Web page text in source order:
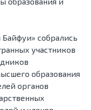
собрались
участников
образования
органов